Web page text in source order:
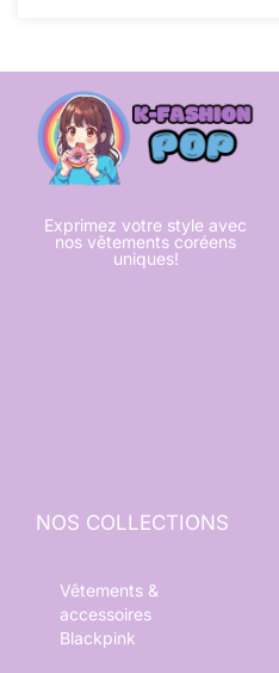
Exprimez votre style avec
nos vêtements coréens
uniques!
NOS COLLECTIONS
Vêtements &
accessoires
Blackpink